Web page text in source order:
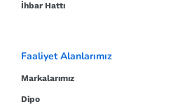
İhbar Hattı
Faaliyet Alanlarımız
Markalarımız
Dipo